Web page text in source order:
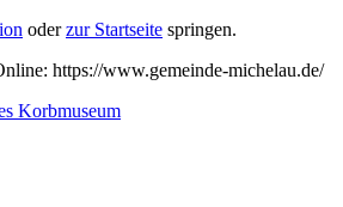
oderzur Startseite springen.
https://www.gemeinde-michelau.de/